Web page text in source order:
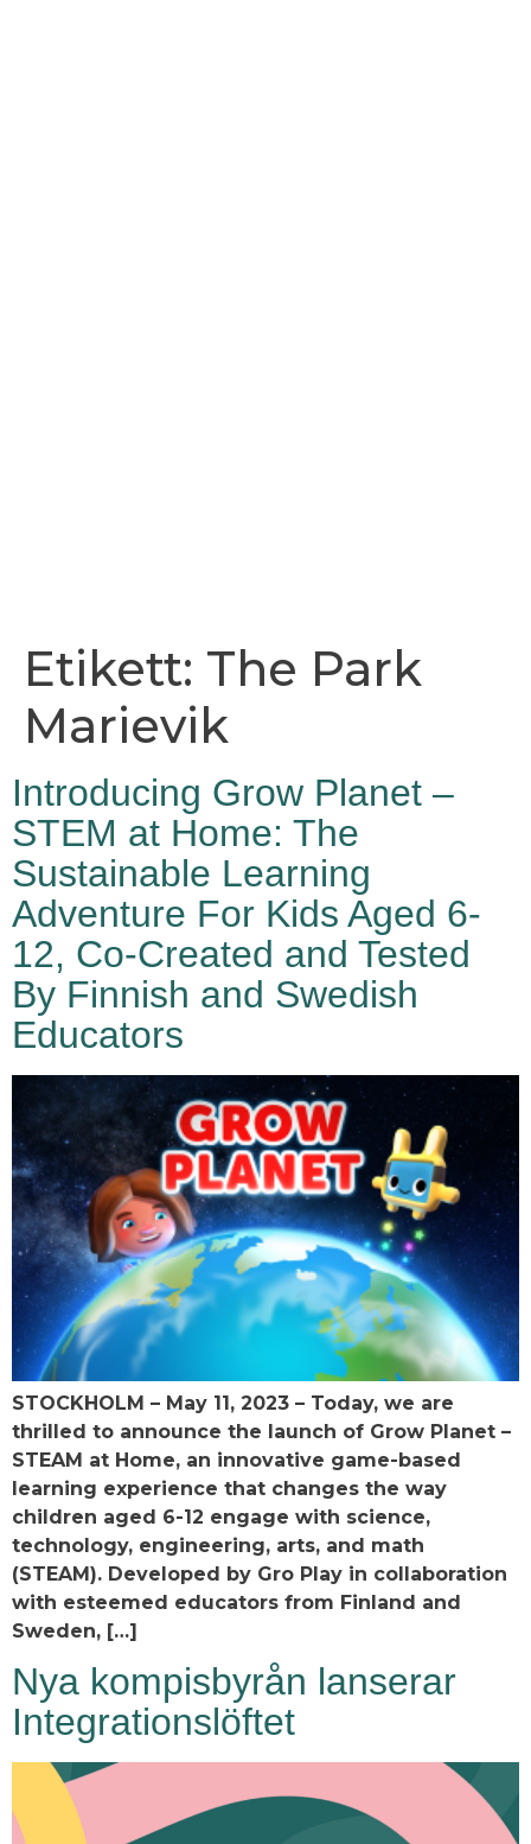
Etikett: The Park
Marievik
Introducing Grow Planet –
STEM at Home: The
Sustainable Learning
Adventure For Kids Aged 6-
12, Co-Created and Tested
By Finnish and Swedish
Educators
STOCKHOLM – May 11, 2023 – Today, we are
thrilled to announce the launch of Grow Planet –
STEAM at Home, an innovative game-based
learning experience that changes the way
children aged 6-12 engage with science,
technology, engineering, arts, and math
(STEAM). Developed by Gro Play in collaboration
with esteemed educators from Finland and
Sweden, […]
Nya kompisbyrån lanserar
Integrationslöftet